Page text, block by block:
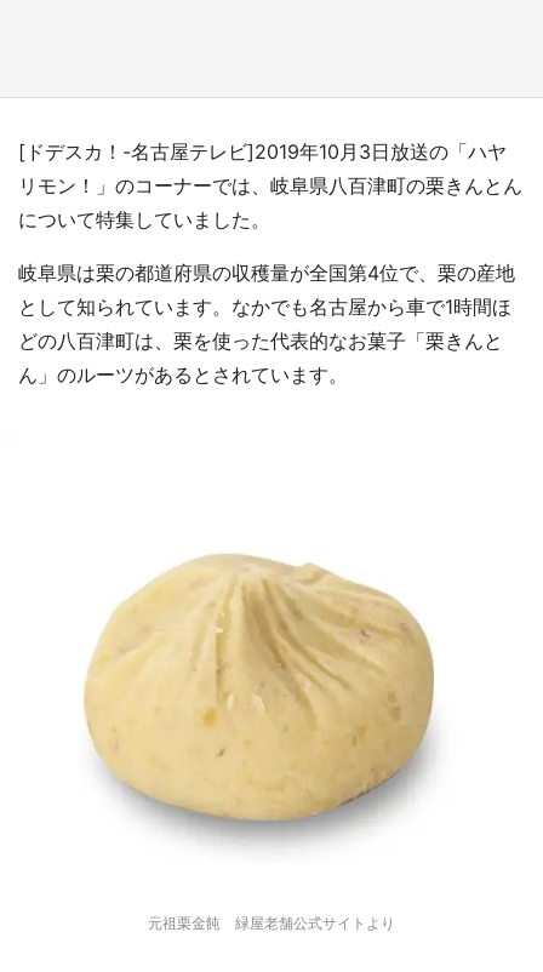
[ドデスカ！-名古屋テレビ]2019年10月3日放送の「ハヤ
リモン！」のコーナーでは、岐阜県八百津町の栗きんとん
について特集していました。
岐阜県は栗の都道府県の収穫量が全国第4位で、栗の産地
として知られています。なかでも名古屋から車で1時間ほ
どの八百津町は、栗を使った代表的なお菓子「栗きんと
ん」のルーツがあるとされています。
元祖栗金飩 緑屋老舗公式サイトより